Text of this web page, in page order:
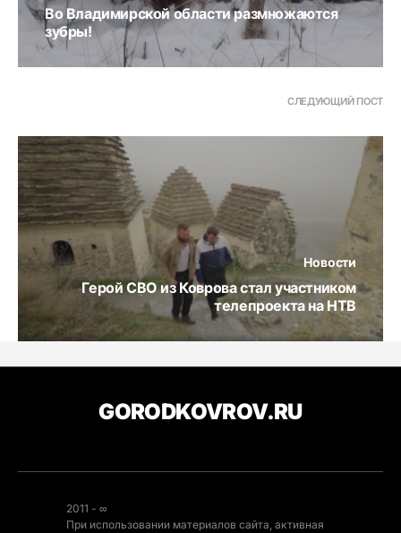
Во Владимирской области размножаются
зубры!
СЛЕДУЮЩИЙ ПОСТ
Новости
Герой СВО из Коврова стал участником
телепроекта на НТВ
GORODKOVROV.RU
2011 - ∞
При использовании материалов сайта, активная